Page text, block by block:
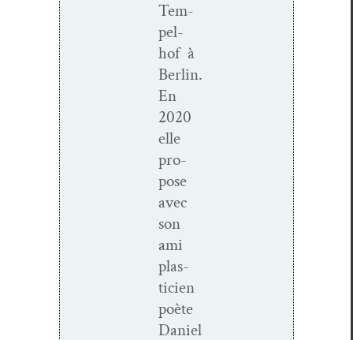
Tem­
pel­
hof à
Berlin.
En
2020
elle
pro­
pose
avec
son
ami
plas­
ti­cien
poète
Daniel